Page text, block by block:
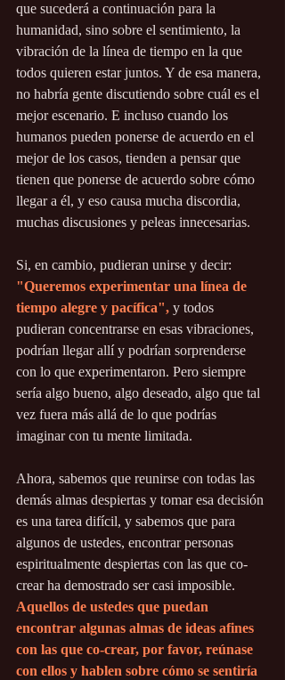
que sucederá a continuación para la
humanidad, sino sobre el sentimiento, la
vibración de la línea de tiempo en la que
todos quieren estar juntos. Y de esa manera,
no habría gente discutiendo sobre cuál es el
mejor escenario. E incluso cuando los
humanos pueden ponerse de acuerdo en el
mejor de los casos, tienden a pensar que
tienen que ponerse de acuerdo sobre cómo
llegar a él, y eso causa mucha discordia,
muchas discusiones y peleas innecesarias.
Si, en cambio, pudieran unirse y decir:
"Queremos experimentar una línea de
tiempo alegre y pacífica", y todos
pudieran concentrarse en esas vibraciones,
podrían llegar allí y podrían sorprenderse
con lo que experimentaron. Pero siempre
sería algo bueno, algo deseado, algo que tal
vez fuera más allá de lo que podrías
imaginar con tu mente limitada.
Ahora, sabemos que reunirse con todas las
demás almas despiertas y tomar esa decisión
es una tarea difícil, y sabemos que para
algunos de ustedes, encontrar personas
espiritualmente despiertas con las que co-
crear ha demostrado ser casi imposible.
Aquellos de ustedes que puedan
encontrar algunas almas de ideas afines
con las que co-crear, por favor, reúnase
con ellos y hablen sobre cómo se sentiría